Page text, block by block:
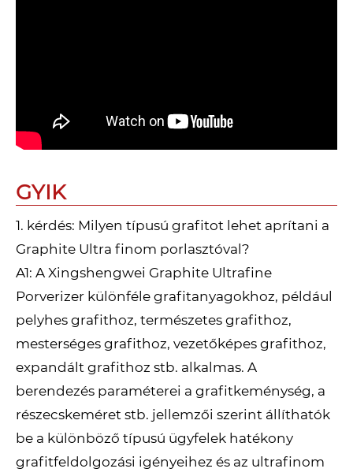
GYIK
1. kérdés: Milyen típusú grafitot lehet aprítani a
Graphite Ultra finom porlasztóval?
A1: A Xingshengwei Graphite Ultrafine
Porverizer különféle grafitanyagokhoz, például
pelyhes grafithoz, természetes grafithoz,
mesterséges grafithoz, vezetőképes grafithoz,
expandált grafithoz stb. alkalmas. A
berendezés paraméterei a grafitkeménység, a
részecskeméret stb. jellemzői szerint állíthatók
be a különböző típusú ügyfelek hatékony
grafitfeldolgozási igényeihez és az ultrafinom